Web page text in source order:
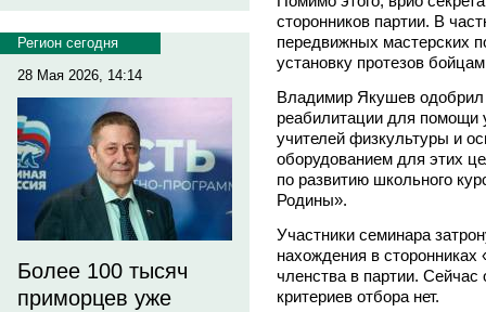
Регион сегодня
28 Мая 2026, 14:14
Более 100 тысяч
приморцев уже
сторонников партии. В
передвижных мастерских
установку протезов
Владимир Якушев одобрил
реабилитации для помощи
учителей физкультуры и
оборудованием для этих
по развитию школьного
Родины».
Участники семинара
нахождения в
членства в партии. Сейчас
критериев отбора нет.